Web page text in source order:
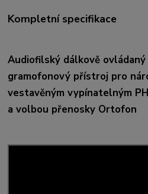
Kompletní specifikace
Audiofilský dálkově
gramofonový přístroj pro
vestavěným vypínatelným
a volbou přenosky Ortofon